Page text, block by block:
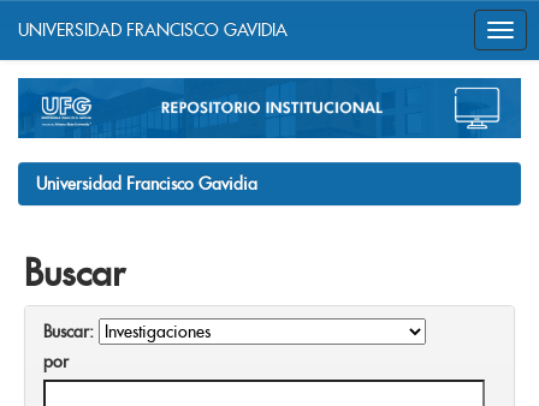
navigation
UNIVERSIDAD FRANCISCO GAVIDIA
Universidad Francisco Gavidia
Buscar
Buscar:
por